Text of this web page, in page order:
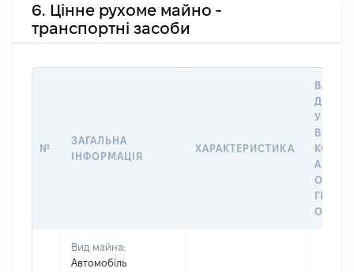
6. Цінне рухоме майно -
транспортні засоби
№
ЗАГАЛЬНА
ІНФОРМАЦІЯ
ХАРАКТЕРИСТИКА
ДАТУ
У
АБО
Вид майна:
Автомобіль